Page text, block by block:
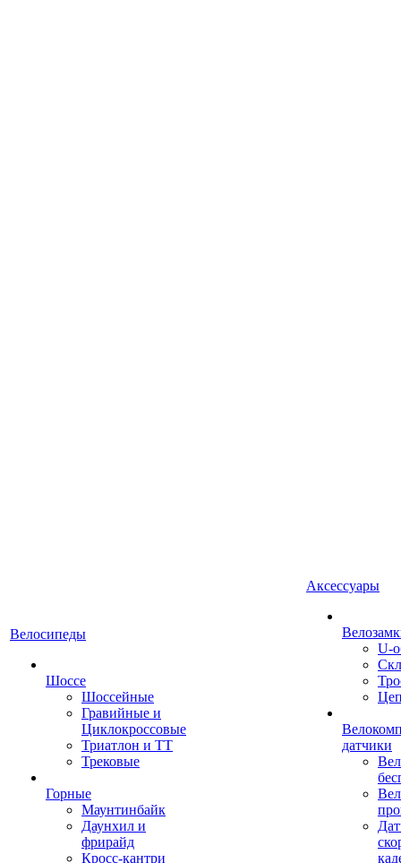
Велосипеды
Шоссе
Шоссейные
Гравийные и
Циклокроссовые
Триатлон и ТТ
Трековые
Горные
Маунтинбайк
Даунхил и
фрирайд
Кросс-кантри
Аксессуары
U-
датчики